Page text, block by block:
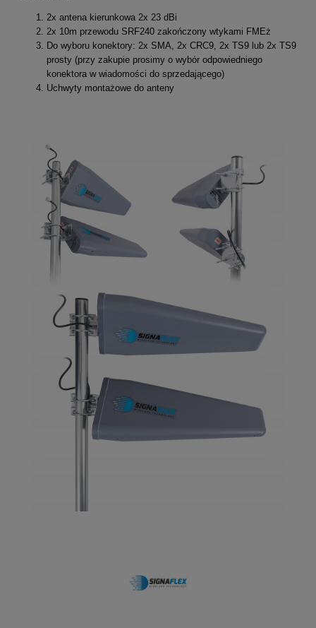
2x antena kierunkowa 2x 23 dBi
2x 10m przewodu SRF240 zakończony wtykami FMEż
Do wyboru konektory: 2x SMA, 2x CRC9, 2x TS9 lub 2x TS9
prosty (przy zakupie prosimy o wybór odpowiedniego
konektora w wiadomości do sprzedającego)
Uchwyty montażowe do anteny